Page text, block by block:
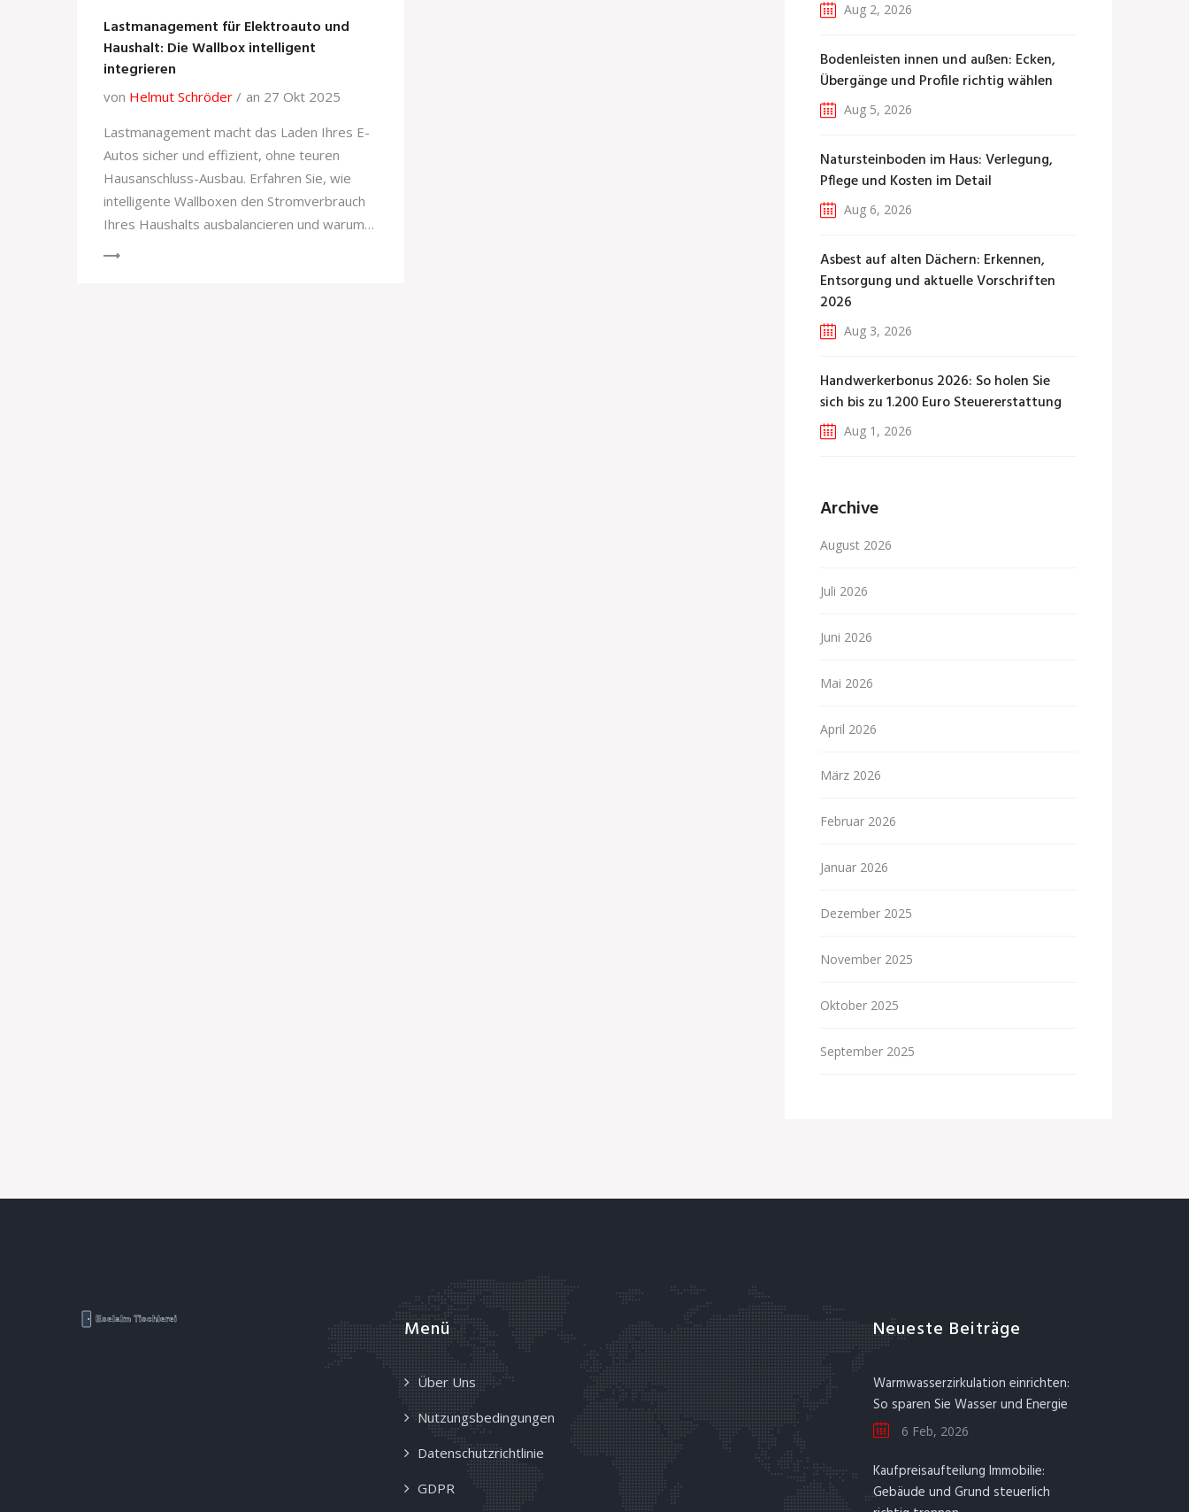
Lastmanagement für Elektroauto und
Haushalt: Die Wallbox intelligent
integrieren
von Helmut Schröder
an 27 Okt 2025
Lastmanagement macht das Laden Ihres E-
Autos sicher und effizient, ohne teuren
Hausanschluss-Ausbau. Erfahren Sie, wie
intelligente Wallboxen den Stromverbrauch
Ihres Haushalts ausbalancieren und warum
Aug 2, 2026
Bodenleisten innen und außen: Ecken,
Übergänge und Profile richtig wählen
Aug 5, 2026
Natursteinboden im Haus: Verlegung,
Pflege und Kosten im Detail
Aug 6, 2026
Asbest auf alten Dächern: Erkennen,
Entsorgung und aktuelle Vorschriften
2026
Aug 3, 2026
Handwerkerbonus 2026: So holen Sie
sich bis zu 1.200 Euro Steuererstattung
Aug 1, 2026
Archive
August 2026
Juli 2026
Juni 2026
Mai 2026
April 2026
März 2026
Februar 2026
Januar 2026
Dezember 2025
November 2025
Oktober 2025
September 2025
Menü
Über Uns
Nutzungsbedingungen
Datenschutzrichtlinie
GDPR
Neueste Beiträge
Warmwasserzirkulation einrichten:
So sparen Sie Wasser und Energie
6 Feb, 2026
Kaufpreisaufteilung Immobilie:
Gebäude und Grund steuerlich